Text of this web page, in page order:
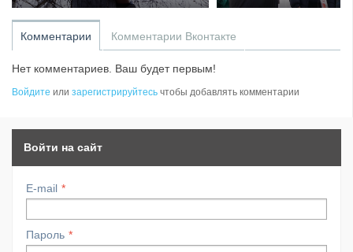
Комментарии Комментарии Вконтакте
Нет комментариев. Ваш будет первым!
Войдите или зарегистрируйтесь чтобы добавлять комментарии
Войти на сайт
E-mail
Пароль